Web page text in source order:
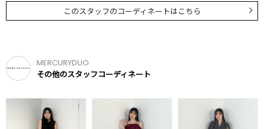
このスタッフのコーディネートはこちら
MERCURYDUO
その他のスタッフコーディネート